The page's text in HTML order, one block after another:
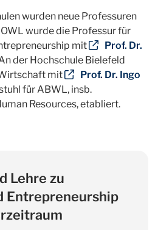
wurden neue Professuren
wurde die Professur für
mit
Prof. Dr.
der Hochschule Bielefeld
mit
Prof. Dr. Ingo
für ABWL, insb.
Resources, etabliert.
Lehre zu
Entrepreneurship